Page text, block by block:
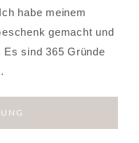
habe meinem
gemacht und
sind 365 Gründe